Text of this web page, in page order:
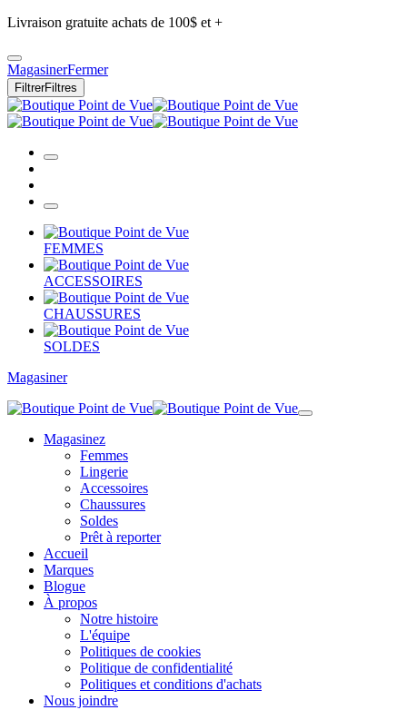
Livraison gratuite achats de 100$ et +
MagasinerFermer
FiltrerFiltres
FEMMES
ACCESSOIRES
CHAUSSURES
SOLDES
Magasiner
Magasinez
Femmes
Lingerie
Accessoires
Chaussures
Soldes
Prêt à reporter
Accueil
Marques
Blogue
À propos
Notre histoire
L'équipe
Politiques de cookies
Politique de confidentialité
Politiques et conditions d'achats
Nous joindre